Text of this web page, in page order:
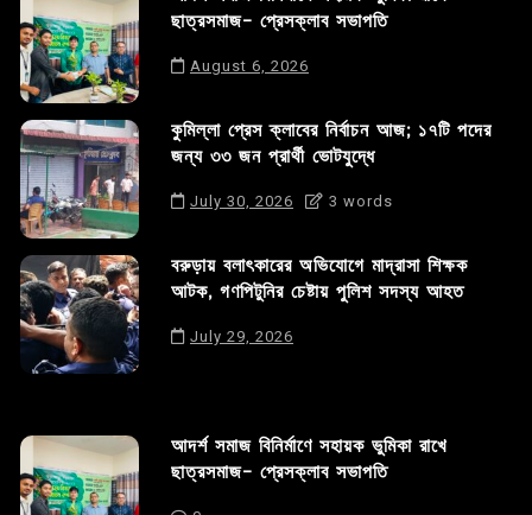
ছাত্রসমাজ- প্রেসক্লাব সভাপতি
August 6, 2026
কুমিল্লা প্রেস ক্লাবের নির্বাচন আজ; ১৭টি পদের
জন্য ৩৩ জন প্রার্থী ভোটযুদ্ধে
July 30, 2026 3 words
বরুড়ায় বলাৎকারের অভিযোগে মাদ্রাসা শিক্ষক
আটক, গণপিটুনির চেষ্টায় পুলিশ সদস্য আহত
July 29, 2026
আদর্শ সমাজ বিনির্মাণে সহায়ক ভুমিকা রাখে
ছাত্রসমাজ- প্রেসক্লাব সভাপতি